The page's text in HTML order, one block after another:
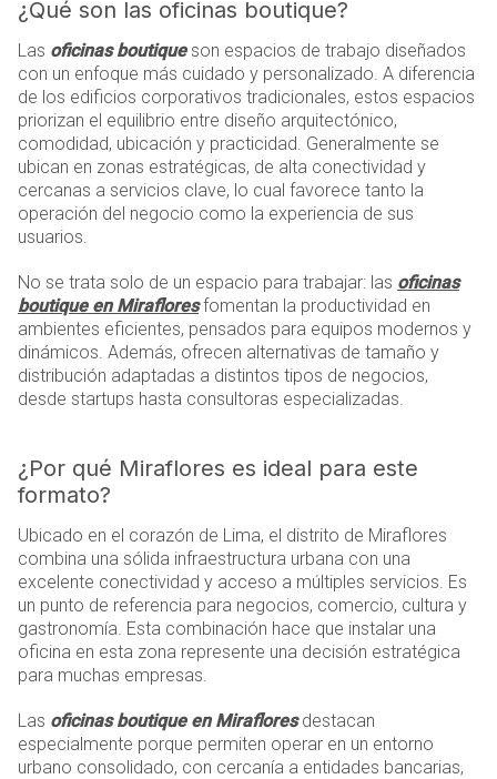
¿Qué son las oficinas boutique?
Las oficinas boutiqueson espacios de trabajo diseñados
con un enfoque más cuidado y personalizado. A diferencia
de los edificios corporativos tradicionales, estos espacios
priorizan el equilibrio entre diseño arquitectónico,
comodidad, ubicación y practicidad. Generalmente se
ubican en zonas estratégicas, de alta conectividad y
cercanas a servicios clave, lo cual favorece tanto la
operación del negocio como la experiencia de sus
usuarios.
No se trata solo de un espacio para trabajar: las oficinas
boutique en Mirafloresfomentan la productividad en
ambientes eficientes, pensados para equipos modernos y
dinámicos. Además, ofrecen alternativas de tamaño y
distribución adaptadas a distintos tipos de negocios,
desde startups hasta consultoras especializadas.
¿Por qué Miraflores es ideal para este
formato?
Ubicado en el corazón de Lima, el distrito de Miraflores
combina una sólida infraestructura urbana con una
excelente conectividad y acceso a múltiples servicios. Es
un punto de referencia para negocios, comercio, cultura y
gastronomía. Esta combinación hace que instalar una
oficina en esta zona represente una decisión estratégica
para muchas empresas.
Las oficinas boutique en Mirafloresdestacan
especialmente porque permiten operar en un entorno
urbano consolidado, con cercanía a entidades bancarias,